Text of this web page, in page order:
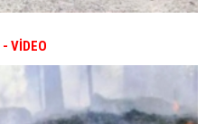
- VİDEO